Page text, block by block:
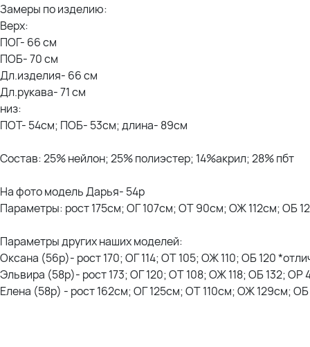
Замеры по изделию:
Верх:
ПОГ- 66 см
ПОБ- 70 см
Дл.изделия- 66 см
Дл.рукава- 71 см
низ:
ПОТ- 54см; ПОБ- 53см; длина- 89см
Состав: 25% нейлон; 25% полиэстер; 14%акрил; 28% пбт
На фото модель Дарья- 54р
Параметры: рост 175см; ОГ 107см; ОТ 90см; ОЖ 112см; ОБ
Параметры других наших моделей:
Оксана (56р)- рост 170; ОГ 114; ОТ 105; ОЖ 110; ОБ 120
Эльвира (58р)- рост 173; ОГ 120; ОТ 108; ОЖ 118; ОБ 132; ОР
Елена (58р) - рост 162см; ОГ 125см; ОТ 110см; ОЖ 129см;